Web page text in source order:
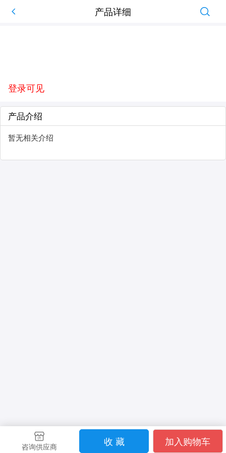
产品详细
登录可见
产品介绍
暂无相关介绍
咨询供应商 收 藏 加入购物车